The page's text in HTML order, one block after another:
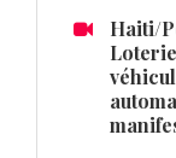
Haiti/